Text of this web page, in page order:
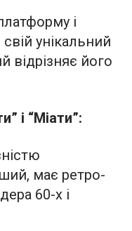
і
унікальний
відрізняє його
і “Міати”:
має ретро-
60-х і